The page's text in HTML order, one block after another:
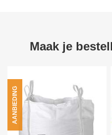
Maak je
AANBIEDING